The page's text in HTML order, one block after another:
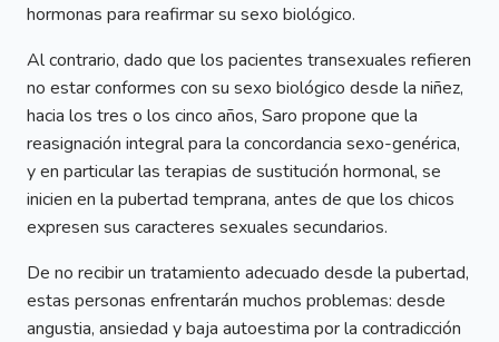
hormonas para reafirmar su sexo biológico.
Al contrario, dado que los pacientes transexuales refieren
no estar conformes con su sexo biológico desde la niñez,
hacia los tres o los cinco años, Saro propone que la
reasignación integral para la concordancia sexo-genérica,
y en particular las terapias de sustitución hormonal, se
inicien en la pubertad temprana, antes de que los chicos
expresen sus caracteres sexuales secundarios.
De no recibir un tratamiento adecuado desde la pubertad,
estas personas enfrentarán muchos problemas: desde
angustia, ansiedad y baja autoestima por la contradicción